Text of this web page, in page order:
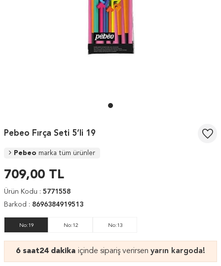
Pebeo Fırça Seti 5’li 19
Pebeo marka tüm ürünler
709,00 TL
Ürün Kodu : 5771558
Barkod : 8696384919513
No:19 No:12 No:13
6 saat24 dakika içinde sipariş verirsen yarın kargoda!